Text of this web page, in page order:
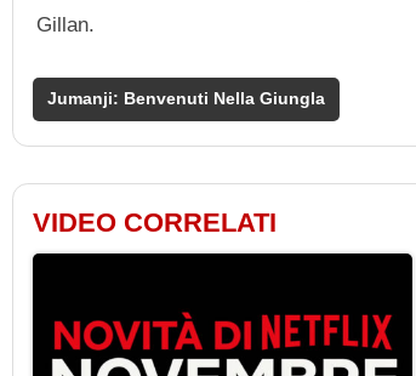
Gillan.
Jumanji: Benvenuti Nella Giungla
VIDEO CORRELATI